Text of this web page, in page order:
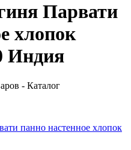
Парвати
хлопок
Индия
- Каталог